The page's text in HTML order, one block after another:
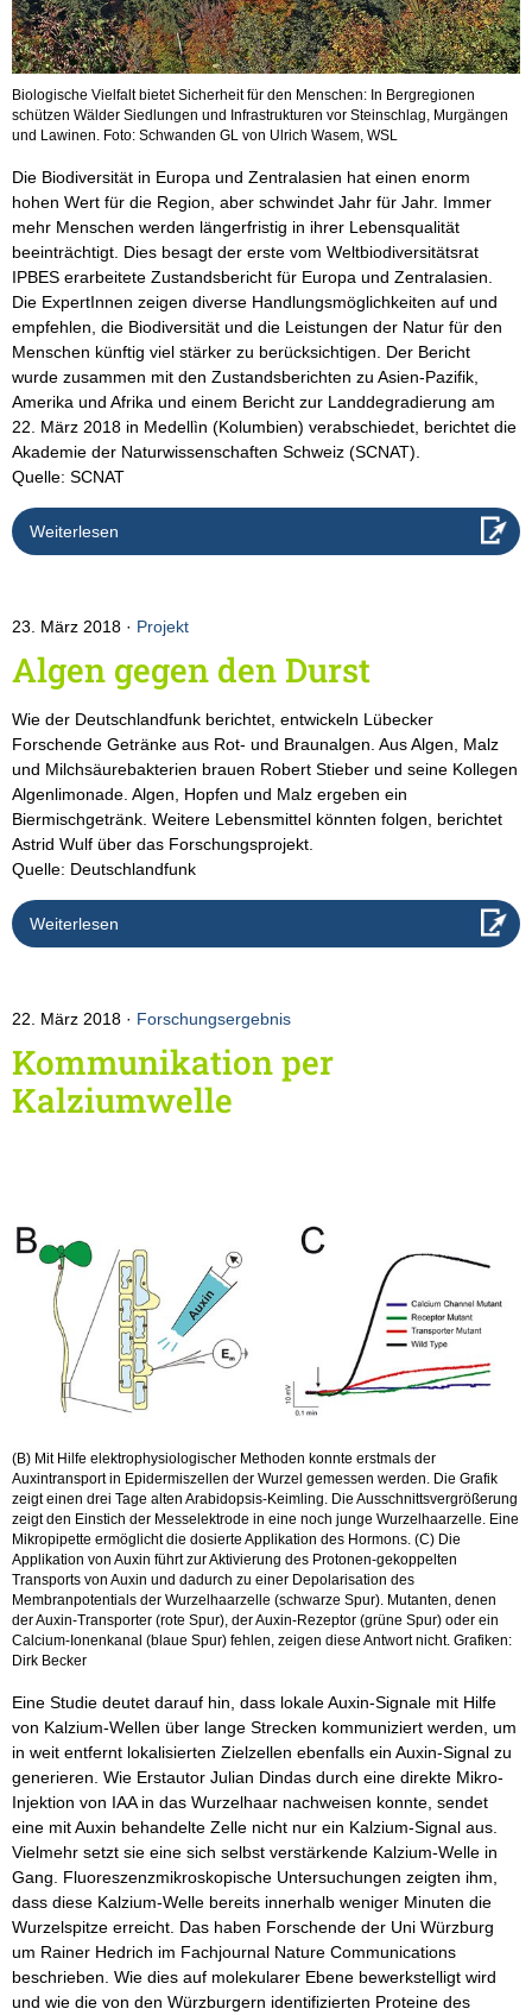
Biologische Vielfalt bietet Sicherheit für den Menschen: In Bergregionen
schützen Wälder Siedlungen und Infrastrukturen vor Steinschlag, Murgängen
und Lawinen. Foto: Schwanden GL von Ulrich Wasem, WSL
Die Biodiversität in Europa und Zentralasien hat einen enorm
hohen Wert für die Region, aber schwindet Jahr für Jahr. Immer
mehr Menschen werden längerfristig in ihrer Lebensqualität
beeinträchtigt. Dies besagt der erste vom Weltbiodiversitätsrat
IPBES erarbeitete Zustandsbericht für Europa und Zentralasien.
Die ExpertInnen zeigen diverse Handlungsmöglichkeiten auf und
empfehlen, die Biodiversität und die Leistungen der Natur für den
Menschen künftig viel stärker zu berücksichtigen. Der Bericht
wurde zusammen mit den Zustandsberichten zu Asien-Pazifik,
Amerika und Afrika und einem Bericht zur Landdegradierung am
22. März 2018 in Medellìn (Kolumbien) verabschiedet, berichtet die
Akademie der Naturwissenschaften Schweiz (SCNAT).
Quelle: SCNAT
Weiterlesen
23. März 2018 Projekt
Algen gegen den Durst
Wie der Deutschlandfunk berichtet, entwickeln Lübecker
Forschende Getränke aus Rot- und Braunalgen. Aus Algen, Malz
und Milchsäurebakterien brauen Robert Stieber und seine Kollegen
Algenlimonade. Algen, Hopfen und Malz ergeben ein
Biermischgetränk. Weitere Lebensmittel könnten folgen, berichtet
Astrid Wulf über das Forschungsprojekt.
Quelle: Deutschlandfunk
Weiterlesen
22. März 2018 Forschungsergebnis
Kommunikation per
Kalziumwelle
(B) Mit Hilfe elektrophysiologischer Methoden konnte erstmals der
Auxintransport in Epidermiszellen der Wurzel gemessen werden. Die Grafik
zeigt einen drei Tage alten Arabidopsis-Keimling. Die Ausschnittsvergrößerung
zeigt den Einstich der Messelektrode in eine noch junge Wurzelhaarzelle. Eine
Mikropipette ermöglicht die dosierte Applikation des Hormons. (C) Die
Applikation von Auxin führt zur Aktivierung des Protonen-gekoppelten
Transports von Auxin und dadurch zu einer Depolarisation des
Membranpotentials der Wurzelhaarzelle (schwarze Spur). Mutanten, denen
der Auxin-Transporter (rote Spur), der Auxin-Rezeptor (grüne Spur) oder ein
Calcium-Ionenkanal (blaue Spur) fehlen, zeigen diese Antwort nicht. Grafiken:
Dirk Becker
Eine Studie deutet darauf hin, dass lokale Auxin-Signale mit Hilfe
von Kalzium-Wellen über lange Strecken kommuniziert werden, um
in weit entfernt lokalisierten Zielzellen ebenfalls ein Auxin-Signal zu
generieren. Wie Erstautor Julian Dindas durch eine direkte Mikro-
Injektion von IAA in das Wurzelhaar nachweisen konnte, sendet
eine mit Auxin behandelte Zelle nicht nur ein Kalzium-Signal aus.
Vielmehr setzt sie eine sich selbst verstärkende Kalzium-Welle in
Gang. Fluoreszenzmikroskopische Untersuchungen zeigten ihm,
dass diese Kalzium-Welle bereits innerhalb weniger Minuten die
Wurzelspitze erreicht. Das haben Forschende der Uni Würzburg
um Rainer Hedrich im Fachjournal Nature Communications
beschrieben. Wie dies auf molekularer Ebene bewerkstelligt wird
und wie die von den Würzburgern identifizierten Proteine des